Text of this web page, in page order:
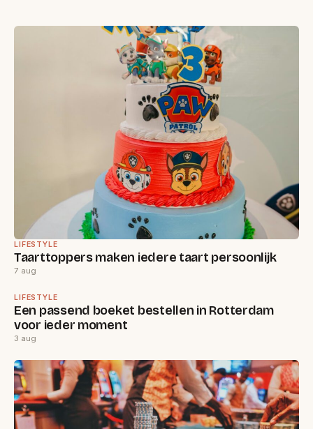
LIFESTYLE
Taarttoppers maken iedere taart persoonlijk
7 aug
LIFESTYLE
Een passend boeket bestellen in Rotterdam
voor ieder moment
3 aug